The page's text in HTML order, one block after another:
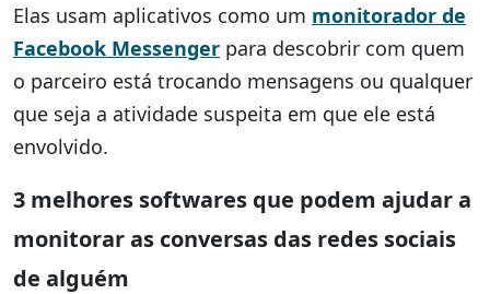
Elas usam aplicativos como um monitorador de
Facebook Messenger para descobrir com quem
o parceiro está trocando mensagens ou qualquer
que seja a atividade suspeita em que ele está
envolvido.
3 melhores softwares que podem ajudar a
monitorar as conversas das redes sociais
de alguém